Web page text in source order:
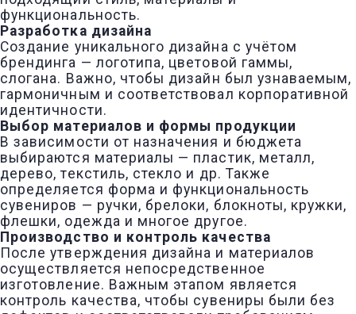
функциональность.
Разработка дизайна
Создание уникального дизайна с учётом
брендинга — логотипа, цветовой гаммы,
слогана. Важно, чтобы дизайн был узнаваемым,
гармоничным и соответствовал корпоративной
идентичности.
Выбор материалов и формы продукции
В зависимости от назначения и бюджета
выбираются материалы — пластик, металл,
дерево, текстиль, стекло и др. Также
определяется форма и функциональность
сувениров — ручки, брелоки, блокноты, кружки,
флешки, одежда и многое другое.
Производство и контроль качества
После утверждения дизайна и материалов
осуществляется непосредственное
изготовление. Важным этапом является
контроль качества, чтобы сувениры были без